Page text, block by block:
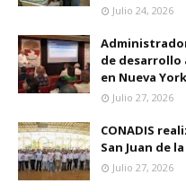
Julio 24, 2026
de desarrollo
en Nueva York
Julio 27, 2026
CONADIS
San Juan de
Julio 27, 2026